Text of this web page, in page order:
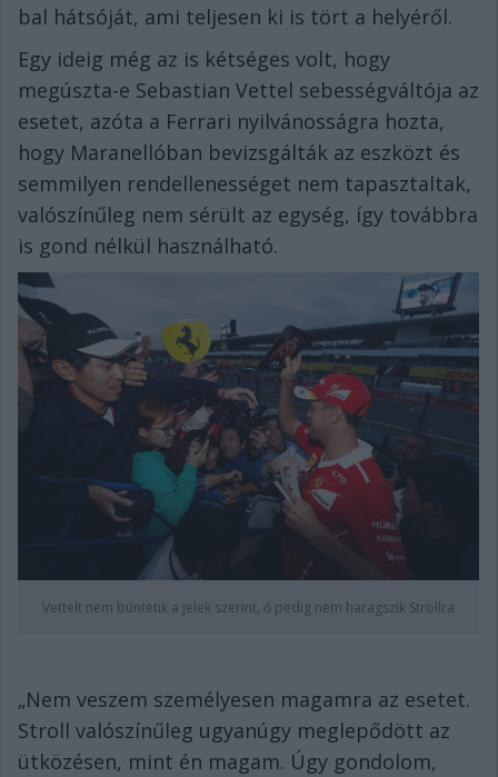
bal hátsóját, ami teljesen ki is tört a helyéről.
Egy ideig még az is kétséges volt, hogy
megúszta-e Sebastian Vettel sebességváltója az
esetet, azóta a Ferrari nyilvánosságra hozta,
hogy Maranellóban bevizsgálták az eszközt és
semmilyen rendellenességet nem tapasztaltak,
valószínűleg nem sérült az egység, így továbbra
is gond nélkül használható.
Vettelt nem büntetik a jelek szerint, ő pedig nem haragszik Strollra
„Nem veszem személyesen magamra az esetet.
Stroll valószínűleg ugyanúgy meglepődött az
ütközésen, mint én magam. Úgy gondolom,